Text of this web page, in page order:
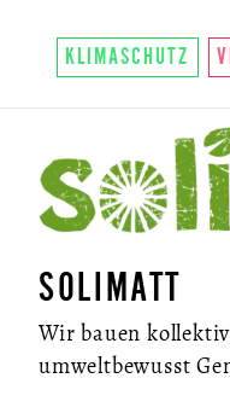
KLIMASCHUTZ
SOLIMATT
Wir bauen
umweltbewusst